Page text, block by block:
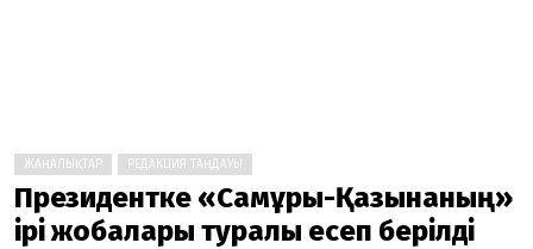
ЖАҢАЛЫҚТАР РЕДАКЦИЯ ТАҢДАУЫ
Президентке «Самұрық-Қазынаның»
ірі жобалары туралы есеп берілді